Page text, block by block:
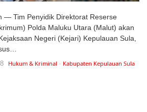
— Tim Penyidik Direktorat Reserse
Polda Maluku Utara (Malut) akan
Negeri (Kejari) Kepulauan Sula,
Hukum & Kriminal
Kabupaten Kepulauan Sula